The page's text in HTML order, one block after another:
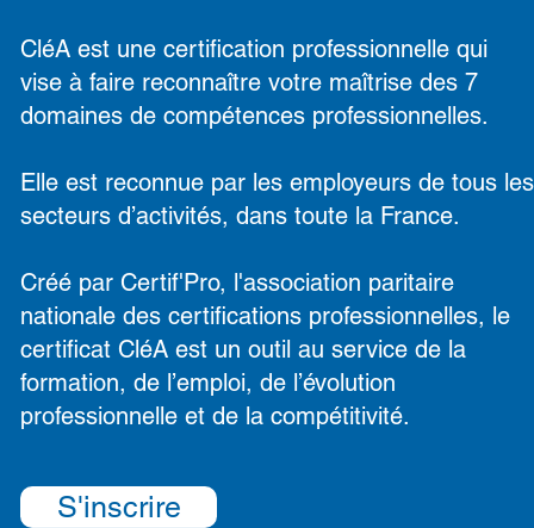
CléA est une certification professionnelle qui
vise à faire reconnaître votre maîtrise des 7
domaines de compétences professionnelles.
Elle est reconnue par les employeurs de tous les
secteurs d’activités, dans toute la France.
Créé par Certif'Pro, l'association paritaire
nationale des certifications professionnelles, le
certificat CléA est un outil au service de la
formation, de l’emploi, de l’évolution
professionnelle et de la compétitivité.
S'inscrire